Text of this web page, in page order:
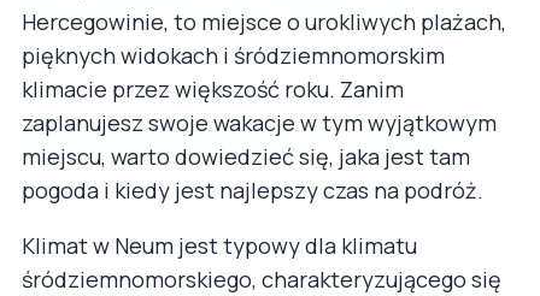
Hercegowinie, to miejsce o urokliwych plażach,
pięknych widokach i śródziemnomorskim
klimacie przez większość roku. Zanim
zaplanujesz swoje wakacje w tym wyjątkowym
miejscu, warto dowiedzieć się, jaka jest tam
pogoda i kiedy jest najlepszy czas na podróż.
Klimat w Neum jest typowy dla klimatu
śródziemnomorskiego, charakteryzującego się